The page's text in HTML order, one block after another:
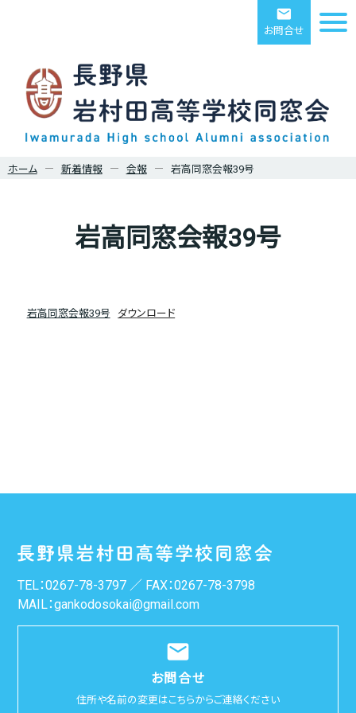
email
お問合せ
ホーム 新着情報 会報 岩高同窓会報39号
岩高同窓会報39号
岩高同窓会報39号 ダウンロード
TEL：0267-78-3797 ／ FAX：0267-78-3798
MAIL：gankodosokai@gmail.com
email
お問合せ
住所や名前の変更はこちらからご連絡ください